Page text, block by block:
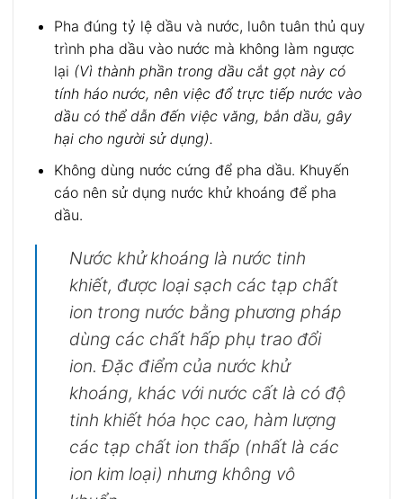
Pha đúng tỷ lệ dầu và nước, luôn tuân thủ quy
trình pha dầu vào nước mà không làm ngược
lại (Vì thành phần trong dầu cắt gọt này có
tính háo nước, nên việc đổ trực tiếp nước vào
dầu có thể dẫn đến việc văng, bắn dầu, gây
hại cho người sử dụng).
Không dùng nước cứng để pha dầu. Khuyến
cáo nên sử dụng nước khử khoáng để pha
dầu.
Nước khử khoáng là nước tinh
khiết, được loại sạch các tạp chất
ion trong nước bằng phương pháp
dùng các chất hấp phụ trao đổi
ion. Đặc điểm của nước khử
khoáng, khác với nước cất là có độ
tinh khiết hóa học cao, hàm lượng
các tạp chất ion thấp (nhất là các
ion kim loại) nhưng không vô